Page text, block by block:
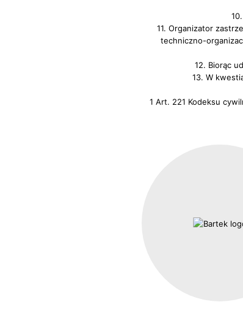
11. Organizator
techniczno-
12. Biorąc
13. W
1 Art. 221 Kodeksu